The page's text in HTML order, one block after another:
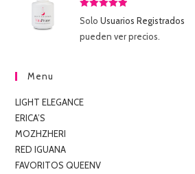
Valorado
5
SoloUsuarios Registrados
pueden ver precios.
Menu
LIGHT ELEGANCE
ERICA’S
MOZHZHERI
RED IGUANA
FAVORITOS QUEENV